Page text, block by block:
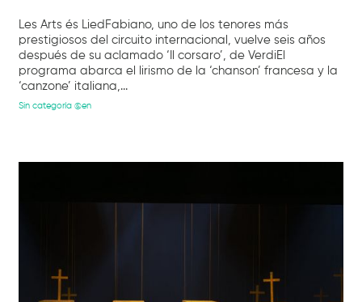
Les Arts és LiedFabiano, uno de los tenores más
prestigiosos del circuito internacional, vuelve seis años
después de su aclamado ‘Il corsaro’, de VerdiEl
programa abarca el lirismo de la ‘chanson’ francesa y la
‘canzone’ italiana,...
Sin categoría @en